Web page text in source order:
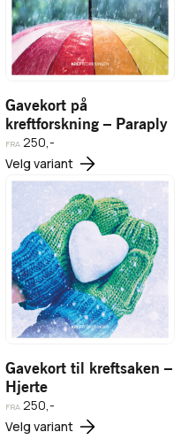
Gavekort på
kreftforskning – Paraply
FRA 250,-
Velg variant
produktet
har
flere
varianter.
Alternativene
kan
velges
på
produktsiden
Legg i
handlekurv
Gavekort til kreftsaken –
Hjerte
FRA 250,-
Velg variant
Gavekort
til
kreftsaken
– Hjerte
Vis
produkt
handlekurv